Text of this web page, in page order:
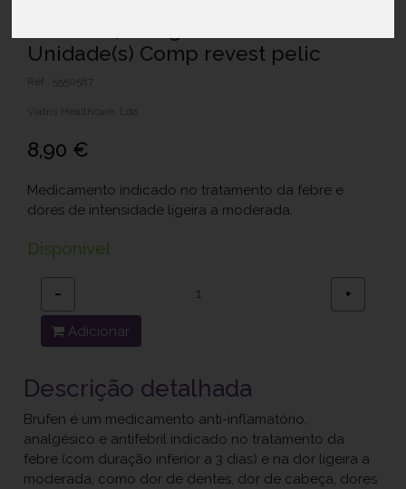
Unidade(s) Comp revest pelic
Ref.: 5550587
Viatris Healthcare, Lda.
8,90 €
Medicamento indicado no tratamento da febre e
dores de intensidade ligeira a moderada.
Disponível
− +
Adicionar
Descrição detalhada
Brufen é um medicamento anti-inflamatório,
analgésico e antifebril indicado no tratamento da
febre (com duração inferior a 3 dias) e na dor ligeira a
moderada, como dor de dentes, dor de cabeça, dores